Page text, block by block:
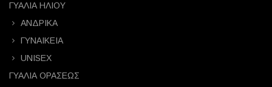
ΓΥΑΛΙΑ ΗΛΙΟΥ
ΑΝΔΡΙΚΑ
ΓΥΝΑΙΚΕΙΑ
UNISEX
ΓΥΑΛΙΑ ΟΡΑΣΕΩΣ